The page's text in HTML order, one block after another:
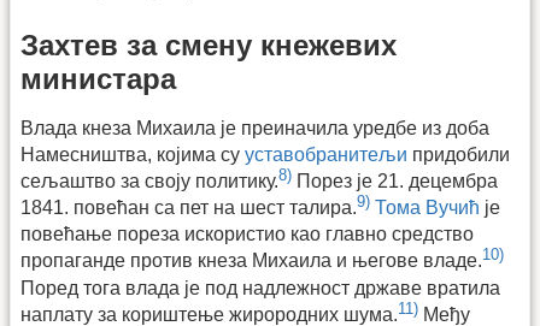
Захтев за смену кнежевих
министара
Влада кнеза Михаила је преиначила уредбе из доба
Намесништва, којима су уставобранитељи придобили
сељаштво за своју политику.8) Порез је 21. децембра
1841. повећан са пет на шест талира.9) Тома Вучић је
повећање пореза искористио као главно средство
пропаганде против кнеза Михаила и његове владе.10)
Поред тога влада је под надлежност државе вратила
наплату за кориштење жирородних шума.11) Међу